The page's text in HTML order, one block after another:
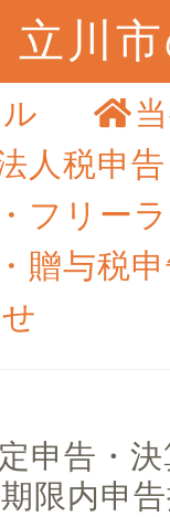
立川
人税申
フリー
贈与税
申告・
限内申